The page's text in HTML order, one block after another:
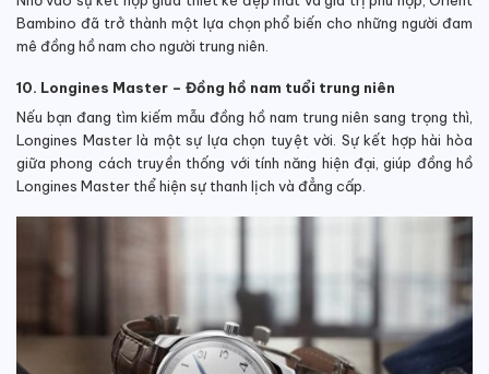
Bambino đã trở thành một lựa chọn phổ biến cho những người đam
mê đồng hồ nam cho người trung niên.
10. Longines Master – Đồng hồ nam tuổi trung niên
Nếu bạn đang tìm kiếm mẫu đồng hồ nam trung niên sang trọng thì,
Longines Master là một sự lựa chọn tuyệt vời. Sự kết hợp hài hòa
giữa phong cách truyền thống với tính năng hiện đại, giúp đồng hồ
Longines Master thể hiện sự thanh lịch và đẳng cấp.